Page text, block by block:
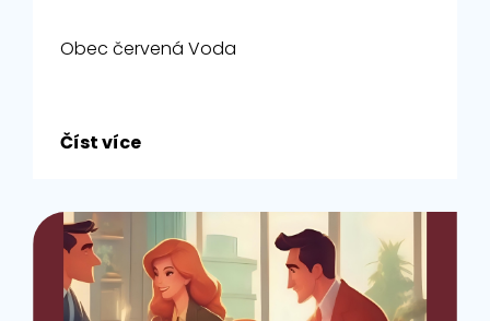
Obec červená Voda
Číst více